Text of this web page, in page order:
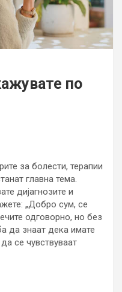
по
за болести, терапии
главна тема.
дијагнозите и
„Добро сум, се
одговорно, но без
да знаат дека имате
се чувствуваат